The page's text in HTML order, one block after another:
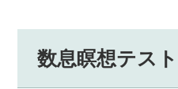
数息瞑想テスト